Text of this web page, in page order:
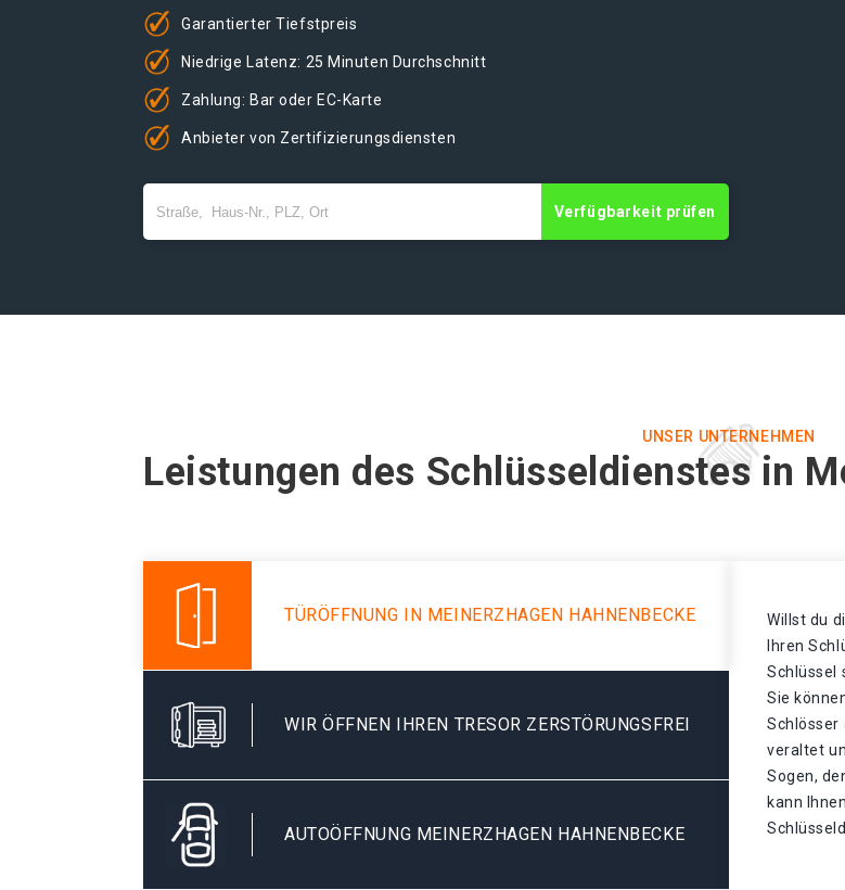
Garantierter Tiefstpreis
Niedrige Latenz: 25 Minuten Durchschnitt
Zahlung: Bar oder EC-Karte
Anbieter von Zertifizierungsdiensten
Verfügbarkeit prüfen
UNSER UNTERNEHMEN
Leistungen des Schlüsseldienstes in
TÜRÖFFNUNG IN MEINERZHAGEN HAHNENBECKE
WIR ÖFFNEN IHREN TRESOR ZERSTÖRUNGSFREI
AUTOÖFFNUNG MEINERZHAGEN HAHNENBECKE
Willst du
Ihren
Schlüssel
Sie
Schlösser
veraltet
Sogen,
kann